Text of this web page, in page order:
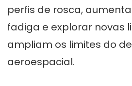
perfis de rosca,
fadiga e explorar novas
ampliam os limites do
aeroespacial.